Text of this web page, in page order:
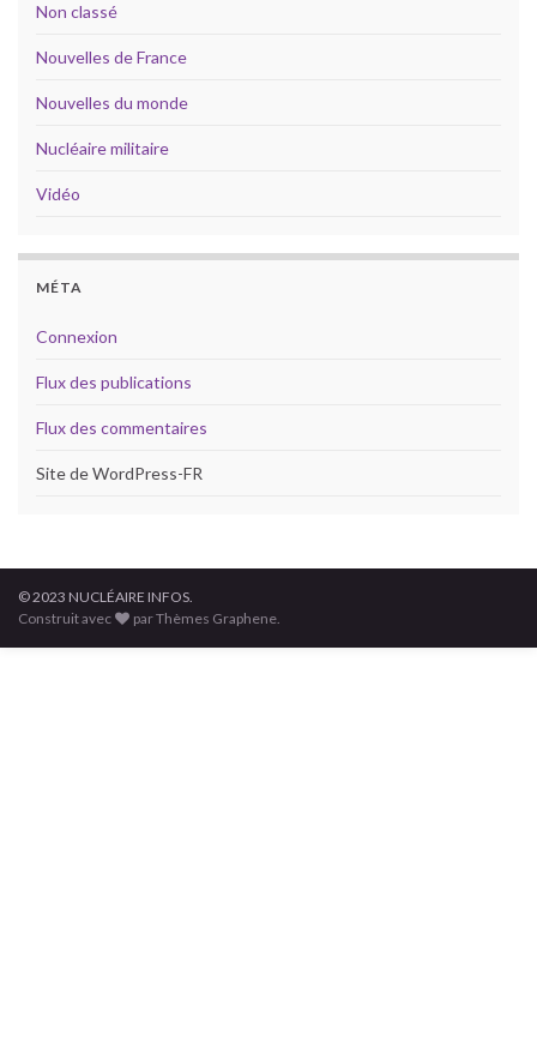
Non classé
Nouvelles de France
Nouvelles du monde
Nucléaire militaire
Vidéo
MÉTA
Connexion
Flux des publications
Flux des commentaires
Site de WordPress-FR
© 2023 NUCLÉAIRE INFOS.
Construit avec
par Thèmes Graphene.